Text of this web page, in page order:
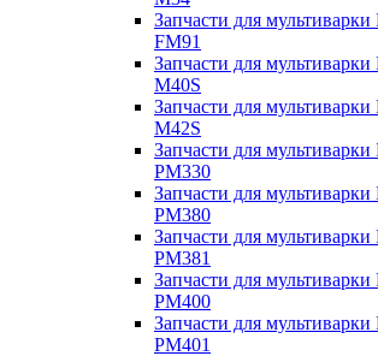
Запчасти для
FM91
Запчасти для
M40S
Запчасти для
M42S
Запчасти для
PM330
Запчасти для
PM380
Запчасти для
PM381
Запчасти для
PM400
Запчасти для
PM401